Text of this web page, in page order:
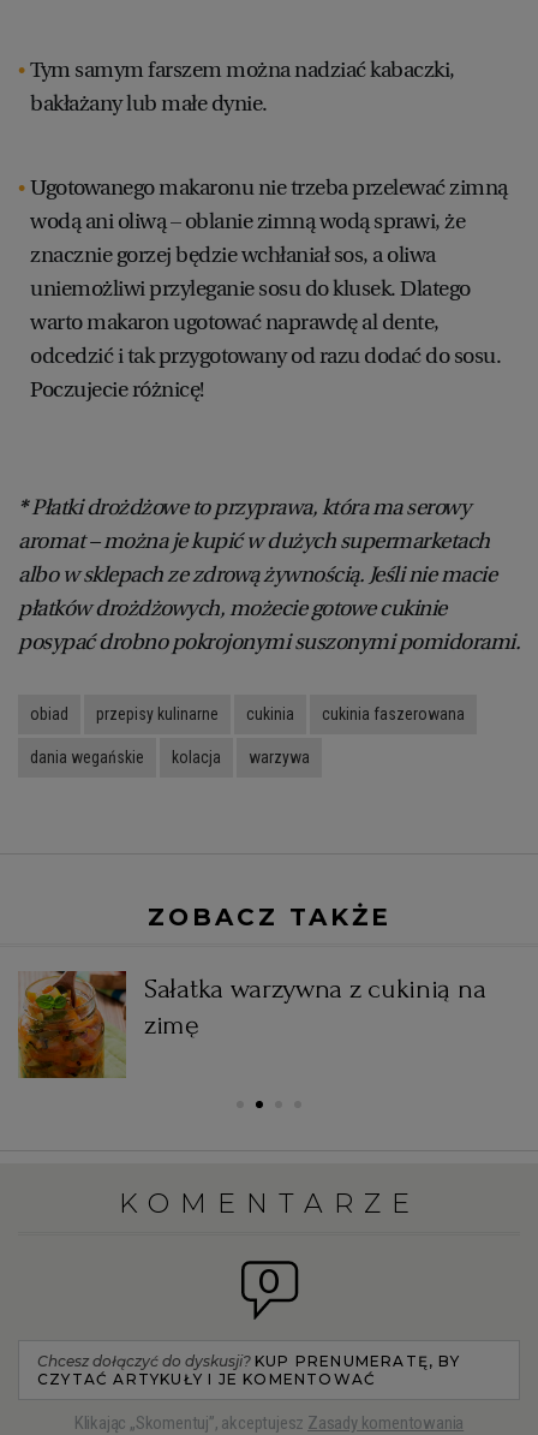
Tym samym farszem można nadziać kabaczki,
bakłażany lub małe dynie.
Ugotowanego makaronu nie trzeba przelewać zimną
wodą ani oliwą – oblanie zimną wodą sprawi, że
znacznie gorzej będzie wchłaniał sos, a oliwa
uniemożliwi przyleganie sosu do klusek. Dlatego
warto makaron ugotować naprawdę al dente,
odcedzić i tak przygotowany od razu dodać do sosu.
Poczujecie różnicę!
*Płatki drożdżowe to przyprawa, która ma serowy
aromat – można je kupić w dużych supermarketach
albo w sklepach ze zdrową żywnością. Jeśli nie macie
płatków drożdżowych, możecie gotowe cukinie
posypać drobno pokrojonymi suszonymi pomidorami.
obiad przepisy kulinarne cukinia cukinia faszerowana
dania wegańskie kolacja warzywa
ZOBACZ TAKŻE
Sałatka warzywna z cukinią na
zimę
KOMENTARZE
0
Chcesz dołączyć do dyskusji? KUP PRENUMERATĘ, BY
CZYTAĆ ARTYKUŁY I JE KOMENTOWAĆ
Klikając „Skomentuj”, akceptujesz Zasady komentowania